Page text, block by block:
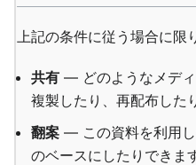
上記の条件に従う場合に限
共有 — どのようなメデ
複製したり、再配布した
翻案 — この資料を利用
のベースにしたりできま